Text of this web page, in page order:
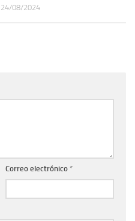
24/08/2024
Correo electrónico *